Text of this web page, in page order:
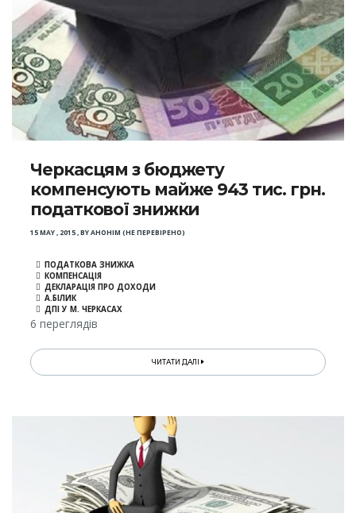
Черкасцям з бюджету
компенсують майже 943 тис. грн.
податкової знижки
15 MAY , 2015,BYАНОНІМ (НЕ ПЕРЕВІРЕНО)
ПОДАТКОВА ЗНИЖКА
КОМПЕНСАЦІЯ
ДЕКЛАРАЦІЯ ПРО ДОХОДИ
А.БІЛИК
ДПІ У М. ЧЕРКАСАХ
6 переглядів
ЧИТАТИ ДАЛІ